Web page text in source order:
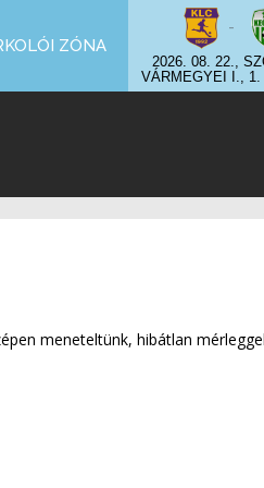
-
2026. 08. 22.,
VÁRMEGYEI I., 1.
ZÓNA
meneteltünk, hibátlan